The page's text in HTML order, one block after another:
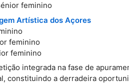
feminino
Artística dos Açores
feminino
feminino
integrada na fase de
constituindo a derradeira